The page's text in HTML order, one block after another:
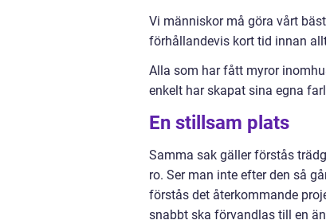
Vi människor må göra vårt
förhållandevis kort tid innan
Alla som har fått myror
enkelt har skapat sina egna
En stillsam plats
Samma sak gäller förstås
ro. Ser man inte efter den så
förstås det återkommande
snabbt ska förvandlas till en